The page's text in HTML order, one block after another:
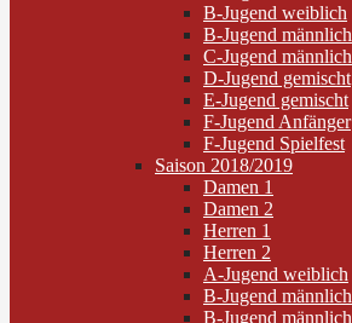
B-Jugend weiblich
B-Jugend männlich
C-Jugend männlich
D-Jugend gemischt
E-Jugend gemischt
F-Jugend Anfänger
F-Jugend Spielfest
Saison 2018/2019
Damen 1
Damen 2
Herren 1
Herren 2
A-Jugend weiblich
B-Jugend männlich
B-Jugend